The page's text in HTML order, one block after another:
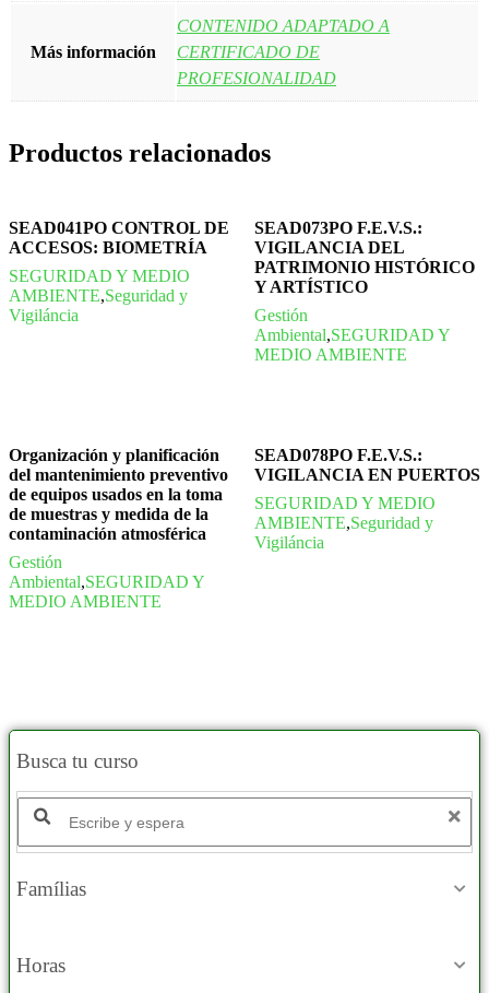
Más información
CONTENIDO ADAPTADO A
CERTIFICADO DE
PROFESIONALIDAD
Productos relacionados
SEAD041PO CONTROL DE
ACCESOS: BIOMETRÍA
SEGURIDAD Y MEDIO
AMBIENTE,Seguridad y
Vigiláncia
SEAD073PO F.E.V.S.:
VIGILANCIA DEL
PATRIMONIO HISTÓRICO
Y ARTÍSTICO
Gestión
Ambiental,SEGURIDAD Y
MEDIO AMBIENTE
Organización y planificación
del mantenimiento preventivo
de equipos usados en la toma
de muestras y medida de la
contaminación atmosférica
Gestión
Ambiental,SEGURIDAD Y
MEDIO AMBIENTE
SEAD078PO F.E.V.S.:
VIGILANCIA EN PUERTOS
SEGURIDAD Y MEDIO
AMBIENTE,Seguridad y
Vigiláncia
Busca tu curso
Famílias
Horas